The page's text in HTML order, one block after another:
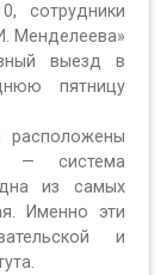
сотрудники
Менделеева»
выезд в
пятницу
— система
из самых
Именно эти
и